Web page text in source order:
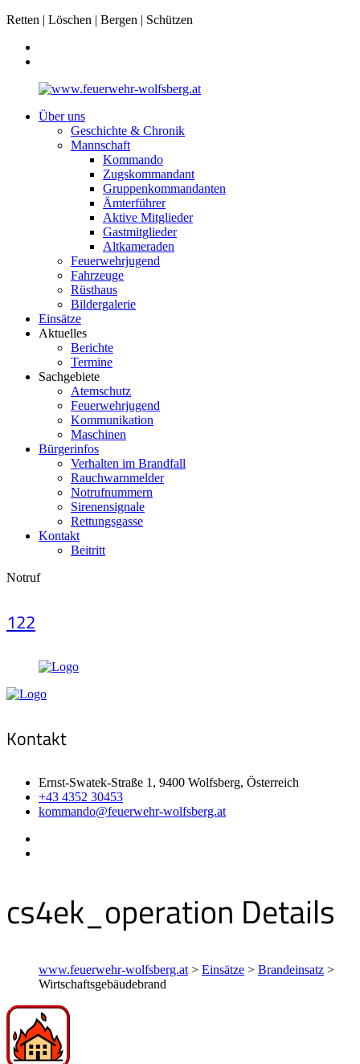
Retten | Löschen | Bergen | Schützen
Über uns
Geschichte & Chronik
Mannschaft
Kommando
Zugskommandant
Gruppenkommandanten
Ämterführer
Aktive Mitglieder
Gastmitglieder
Altkameraden
Feuerwehrjugend
Fahrzeuge
Rüsthaus
Bildergalerie
Einsätze
Aktuelles
Berichte
Termine
Sachgebiete
Atemschutz
Feuerwehrjugend
Kommunikation
Maschinen
Bürgerinfos
Verhalten im Brandfall
Rauchwarnmelder
Notrufnummern
Sirenensignale
Rettungsgasse
Kontakt
Beitritt
Notruf
122
Kontakt
Ernst-Swatek-Straße 1, 9400 Wolfsberg, Österreich
+43 4352 30453
kommando@feuerwehr-wolfsberg.at
cs4ek_operation Details
www.feuerwehr-wolfsberg.at > Einsätze > Brandeinsatz >
Wirtschaftsgebäudebrand